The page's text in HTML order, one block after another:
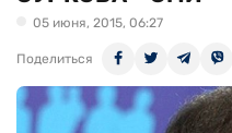
05 июня, 2015, 06:27
Поделиться